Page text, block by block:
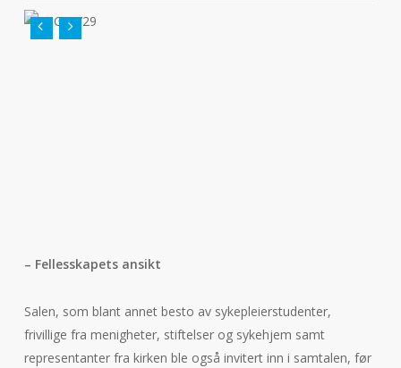
– Fellesskapets ansikt
Salen, som blant annet besto av sykepleierstudenter,
frivillige fra menigheter, stiftelser og sykehjem samt
representanter fra kirken ble også invitert inn i samtalen, før